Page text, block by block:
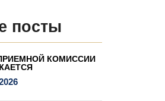
посты
КОМИССИИ